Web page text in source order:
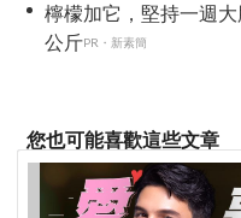
檸檬加它，堅持一週
公斤PR・新素簡
您也可能喜歡這些文章